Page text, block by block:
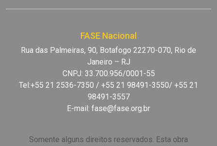
FASE Nacional
Rua das Palmeiras, 90, Botafogo 22270-070, Rio de
Janeiro – RJ
CNPJ: 33.700.956/0001-55
Tel:+55 21 2536-7350 / +55 21 98491-3550/ +55 21
98491-3557
E-mail: fase@fase.org.br
Somente alguns direitos reservados. Esta obra